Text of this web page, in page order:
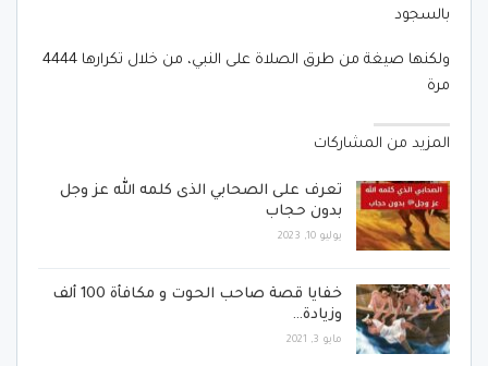
بالسجود
ولكنها صيغة من طرق الصلاة على النبي، من خلال تكرارها 4444
مرة
المزيد من المشاركات
تعرف على الصحابي الذى كلمه الله عز وجل
بدون حجاب
يوليو 10, 2023
خفايا قصة صاحب الحوت و مكافأة 100 ألف
وزيادة…
مايو 3, 2021